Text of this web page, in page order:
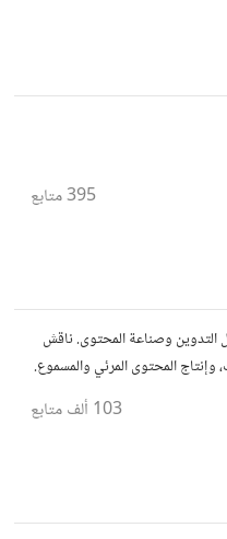
395متابع
التدوين وصناعة المحتوى. ناقش
وإنتاج المحتوى المرئي والمسموع.
103 ألف متابع